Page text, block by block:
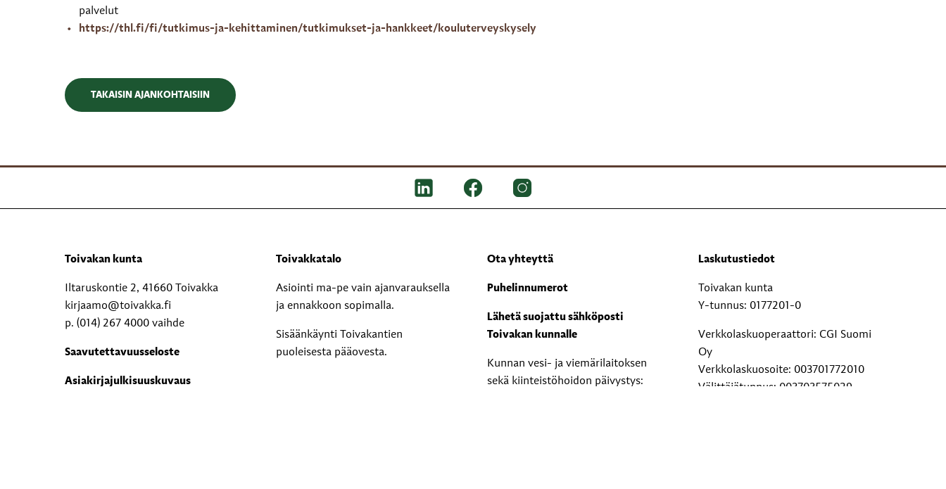
palvelut
https://thl.fi/fi/tutkimus-ja-kehittaminen/tutkimukset-ja-hankkeet/kouluterveyskysely
TAKAISIN AJANKOHTAISIIN
Toivakan kunta
Iltaruskontie 2, 41660 Toivakka
kirjaamo@toivakka.fi
p. (014) 267 4000 vaihde
Saavutettavuusseloste
Asiakirjajulkisuuskuvaus
Toivakkatalo
Asiointi ma-pe vain ajanvarauksella
ja ennakkoon sopimalla.
Sisäänkäynti Toivakantien
puoleisesta pääovesta.
Ota yhteyttä
Puhelinnumerot
Lähetä suojattu sähköposti
Toivakan kunnalle
Kunnan vesi- ja viemärilaitoksen
sekä kiinteistöhoidon päivystys:
Laskutustiedot
Toivakan kunta
Y-tunnus: 0177201-0
Verkkolaskuoperaattori: CGI Suomi
Oy
Verkkolaskuosoite: 003701772010
Välittäjätunnus: 003703575029